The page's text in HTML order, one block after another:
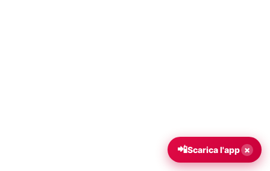
📲Scarica l'app ×